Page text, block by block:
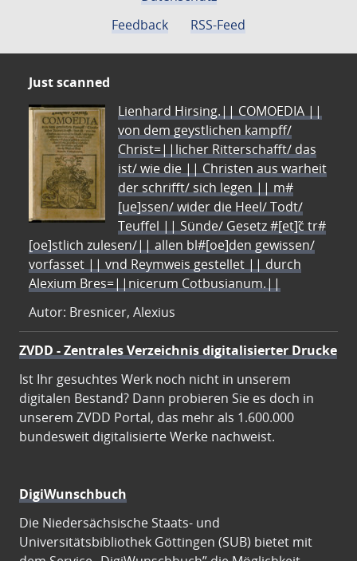
Feedback
RSS-Feed
Just scanned
Lienhard Hirsing.|| COMOEDIA ||
von dem geystlichen kampff/
Christ=||licher Ritterschafft/ das
ist/ wie die || Christen aus warheit
der schrifft/ sich legen || m#
[ue]ssen/ wider die Heel/ Todt/
Teuffel || Sünde/ Gesetz #[et]c̃ tr#
[oe]stlich zulesen/|| allen bl#[oe]den gewissen/
vorfasset || vnd Reymweis gestellet || durch
Alexium Bres=||nicerum Cotbusianum.||
Autor: Bresnicer, Alexius
ZVDD - Zentrales Verzeichnis digitalisierter Drucke
Ist Ihr gesuchtes Werk noch nicht in unserem
digitalen Bestand? Dann probieren Sie es doch in
unserem ZVDD Portal, das mehr als 1.600.000
bundesweit digitalisierte Werke nachweist.
DigiWunschbuch
Die Niedersächsische Staats- und
Universitätsbibliothek Göttingen (SUB) bietet mit